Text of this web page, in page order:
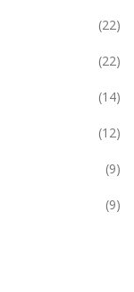
(22)
(22)
(14)
(12)
(9)
(9)